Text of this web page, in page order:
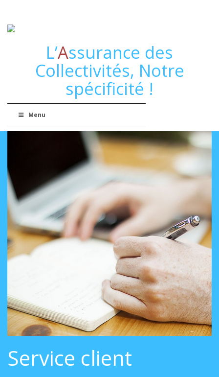
L’Assurance des
Collectivités, Notre
spécificité !
Menu
Service client